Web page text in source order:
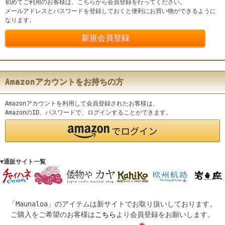
初めてご利用のお客様は、こちらから会員登録を行ってください。
メールアドレスとパスワードを登録しておくと便利にお買い物ができるように
なります。
Amazonアカウントをお持ちの方
Amazonアカウントを利用して会員登録されたお客様は、
AmazonのID、パスワードで、ログインすることができます。
▼通販サイト一覧
「Maunaloa」のアイテムは新サイトでお取り扱いしております。
ご購入をご希望のお客様はこちら より会員登録をお願いします。